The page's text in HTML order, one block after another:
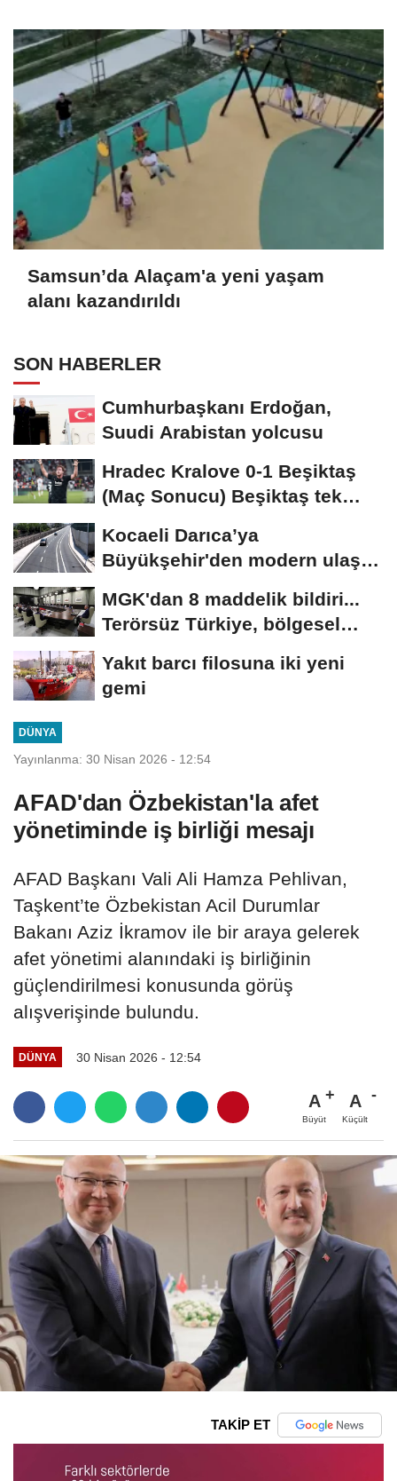
Samsun’da Alaçam'a yeni yaşam
alanı kazandırıldı
SON HABERLER
Cumhurbaşkanı Erdoğan,
Suudi Arabistan yolcusu
Hradec Kralove 0-1 Beşiktaş
(Maç Sonucu) Beşiktaş tek
Kocaeli Darıca’ya
Büyükşehir'den modern ulaşım
MGK'dan 8 maddelik bildiri...
Terörsüz Türkiye, bölgesel
Yakıt barcı filosuna iki yeni
gemi
DÜNYA
Yayınlanma: 30 Nisan 2026 - 12:54
AFAD'dan Özbekistan'la afet
yönetiminde iş birliği mesajı
AFAD Başkanı Vali Ali Hamza Pehlivan,
Taşkent’te Özbekistan Acil Durumlar
Bakanı Aziz İkramov ile bir araya gelerek
afet yönetimi alanındaki iş birliğinin
güçlendirilmesi konusunda görüş
alışverişinde bulundu.
DÜNYA 30 Nisan 2026 - 12:54
A
Büyüt
A
Küçült
TAKİP ET